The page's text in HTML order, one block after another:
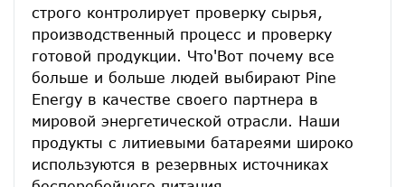
строго контролирует проверку сырья,
производственный процесс и проверку
готовой продукции. Что'Вот почему все
больше и больше людей выбирают Pine
Energy в качестве своего партнера в
мировой энергетической отрасли. Наши
продукты с литиевыми батареями широко
используются в резервных источниках